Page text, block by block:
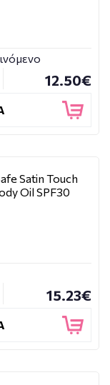
12.50€
Satin Touch
Oil SPF30
15.23€